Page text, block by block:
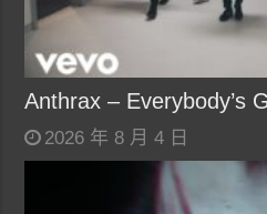
Anthrax – Everybody’s
2026 年 8 月 4 日